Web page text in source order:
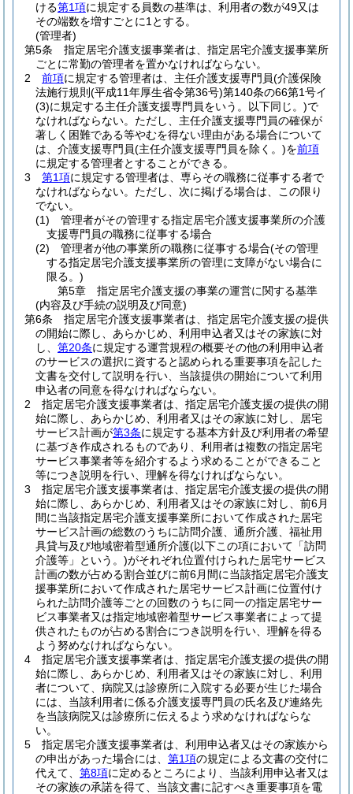
ける第1項に規定する員数の基準は、利用者の数が49又は
その端数を増すごとに1とする。
(管理者)
第5条
指定居宅介護支援事業者は、指定居宅介護支援事業所
ごとに常勤の管理者を置かなければならない。
2
前項に規定する管理者は、主任介護支援専門員(介護保険
法施行規則 (平成11年厚生省令第36号)第140条の66第1号イ
(3)に規定する主任介護支援専門員をいう。以下同じ。)で
なければならない。 ただし、主任介護支援専門員の確保が
著しく困難である等やむを得ない理由がある場合について
は、介護支援専門員(主任介護支援専門員を除く。)を前項
に規定する管理者とすることができる。
3
第1項に規定する管理者は、専らその職務に従事する者で
なければならない。 ただし、次に掲げる場合は、この限り
でない。
(1)
管理者がその管理する指定居宅介護支援事業所の介護
支援専門員の職務に従事する場合
(2)
管理者が他の事業所の職務に従事する場合(その管理
する指定居宅介護支援事業所の管理に支障がない場合に
限る。)
第5章
指定居宅介護支援の事業の運営に関する基準
(内容及び手続の説明及び同意)
第6条
指定居宅介護支援事業者は、指定居宅介護支援の提供
の開始に際し、あらかじめ、利用申込者又はその家族に対
し、 第20条に規定する運営規程の概要その他の利用申込者
のサービスの選択に資すると認められる重要事項を記した
文書を交付して説明を行い、当該提供の開始について利用
申込者の同意を得なければならない。
2
指定居宅介護支援事業者は、指定居宅介護支援の提供の開
始に際し、あらかじめ、利用者又はその家族に対し、居宅
サービス計画が第3条に規定する基本方針及び利用者の希望
に基づき作成されるものであり、利用者は複数の指定居宅
サービス事業者等を紹介するよう求めることができること
等につき説明を行い、理解を得なければならない。
3
指定居宅介護支援事業者は、指定居宅介護支援の提供の開
始に際し、あらかじめ、利用者又はその家族に対し、前6月
間に当該指定居宅介護支援事業所において作成された居宅
サービス計画の総数のうちに訪問介護、通所介護、福祉用
具貸与及び地域密着型通所介護(以下この項において「訪問
介護等」という。)がそれぞれ位置付けられた居宅サービス
計画の数が占める割合並びに前6月間に当該指定居宅介護支
援事業所において作成された居宅サービス計画に位置付け
られた訪問介護等ごとの回数のうちに同一の指定居宅サー
ビス事業者又は指定地域密着型サービス事業者によって提
供されたものが占める割合につき説明を行い、理解を得る
よう努めなければならない。
4
指定居宅介護支援事業者は、指定居宅介護支援の提供の開
始に際し、あらかじめ、利用者又はその家族に対し、利用
者について、病院又は診療所に入院する必要が生じた場合
には、当該利用者に係る介護支援専門員の氏名及び連絡先
を当該病院又は診療所に伝えるよう求めなければならな
い。
5
指定居宅介護支援事業者は、利用申込者又はその家族から
の申出があった場合には、 第1項の規定による文書の交付に
代えて、 第8項に定めるところにより、当該利用申込者又は
その家族の承諾を得て、当該文書に記すべき重要事項を電